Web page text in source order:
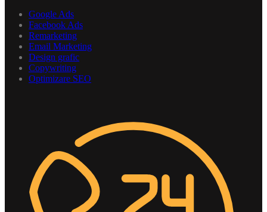
Google Ads
Facebook Ads
Remarketing
Email Marketing
Design grafic
Copywriting
Optimizare SEO